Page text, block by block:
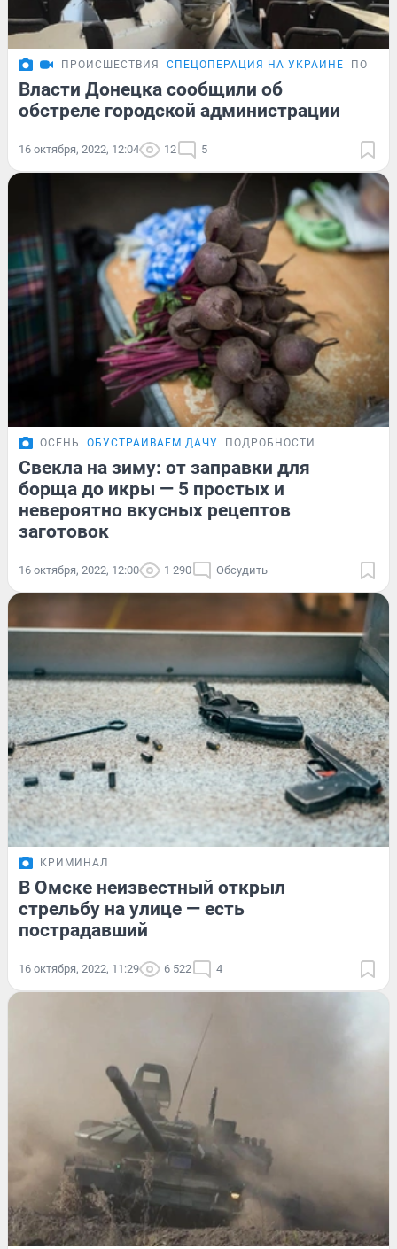
ПРОИСШЕСТВИЯ СПЕЦОПЕРАЦИЯ НА УКРАИНЕ
Власти Донецка сообщили об
обстреле городской администрации
16 октября, 2022, 12:04 12 5
ОСЕНЬ ОБУСТРАИВАЕМ ДАЧУ ПОДРОБНОСТИ
Свекла на зиму: от заправки для
борща до икры — 5 простых и
невероятно вкусных рецептов
заготовок
16 октября, 2022, 12:00 1 290 Обсудить
КРИМИНАЛ
В Омске неизвестный открыл
стрельбу на улице — есть
пострадавший
16 октября, 2022, 11:29 6 522 4